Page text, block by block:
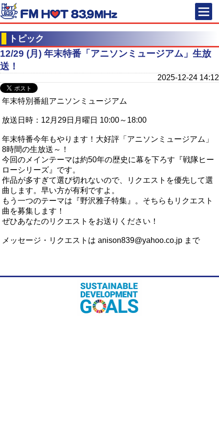
FM HOT
トピック
12/29 (月) 年末特番「アニソンミュージアム」生放
送！
2025-12-24 14:12
年末特別番組アニソンミュージアム
放送日時：12月29日月曜日 10:00～18:00
年末特番今年もやります！大好評「アニソンミュージアム」
8時間の生放送～！
今回のメインテーマは約50年の歴史に幕を下ろす『戦隊ヒー
ローシリーズ』です。
作品が多すぎて選び切れないので、リクエストを優先して選
曲します。早い方が有利ですよ。
もう一つのテーマは『野沢雅子特集』。そちらもリクエスト
曲を募集します！
ぜひあなたのリクエストをお送りください！
メッセージ・リクエストは anison839@yahoo.co.jp まで